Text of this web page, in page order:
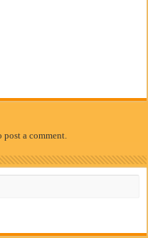
post a comment.